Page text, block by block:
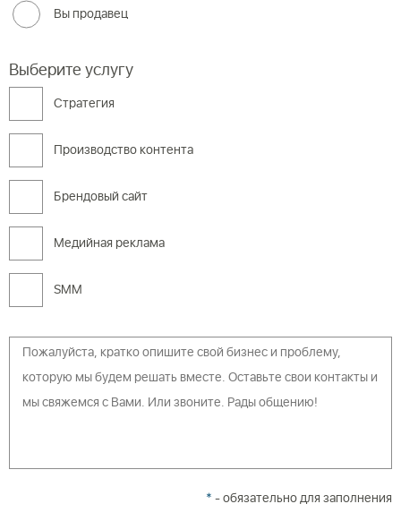
Вы продавец
Выберите услугу
Cтратегия
Производство контента
Брендовый сайт
Медийная реклама
SMM
*- обязательно для заполнения